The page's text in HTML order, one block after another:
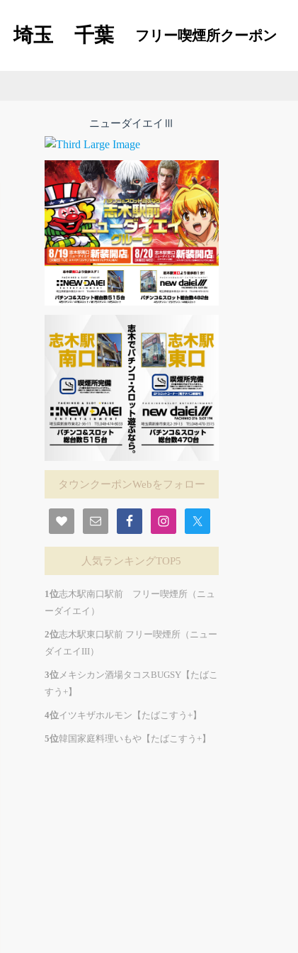
埼玉 千葉 フリー喫煙所クーポン
ニューダイエイⅢ
タウンクーポンWebをフォロー
人気ランキングTOP5
志木駅南口駅前 フリー喫煙所（ニュ
ーダイエイ）
志木駅東口駅前 フリー喫煙所（ニュー
ダイエイIII）
メキシカン酒場タコスBUGSY【たばこ
すう+】
イツキザホルモン【たばこすう+】
韓国家庭料理いもや【たばこすう+】